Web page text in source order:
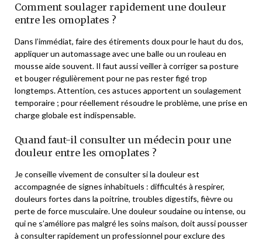
Comment soulager rapidement une douleur
entre les omoplates ?
Dans l’immédiat, faire des étirements doux pour le haut du dos,
appliquer un automassage avec une balle ou un rouleau en
mousse aide souvent. Il faut aussi veiller à corriger sa posture
et bouger régulièrement pour ne pas rester figé trop
longtemps. Attention, ces astuces apportent un soulagement
temporaire ; pour réellement résoudre le problème, une prise en
charge globale est indispensable.
Quand faut-il consulter un médecin pour une
douleur entre les omoplates ?
Je conseille vivement de consulter si la douleur est
accompagnée de signes inhabituels : difficultés à respirer,
douleurs fortes dans la poitrine, troubles digestifs, fièvre ou
perte de force musculaire. Une douleur soudaine ou intense, ou
qui ne s’améliore pas malgré les soins maison, doit aussi pousser
à consulter rapidement un professionnel pour exclure des